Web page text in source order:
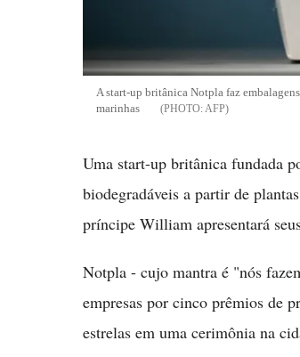
A start-up britânica Notpla faz
marinhas
AFP
Uma start-up britânica fundada
biodegradáveis a partir de
príncipe William apresentará
Notpla - cujo mantra é "nós
empresas por cinco prêmios de
estrelas em uma cerimônia na